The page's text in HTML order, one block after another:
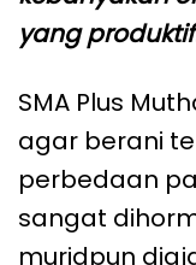
yang
SMA Plus
agar berani
perbedaan
sangat
muridpun